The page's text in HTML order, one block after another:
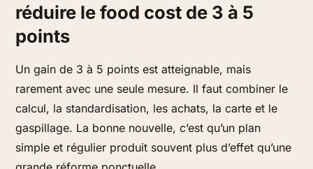
réduire le food cost de 3 à 5
points
Un gain de 3 à 5 points est atteignable, mais
rarement avec une seule mesure. Il faut combiner le
calcul, la standardisation, les achats, la carte et le
gaspillage. La bonne nouvelle, c’est qu’un plan
simple et régulier produit souvent plus d’effet qu’une